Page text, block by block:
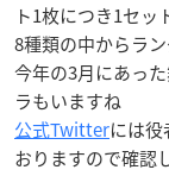
ト1枚につき1セッ
8種類の中からラ
今年の3月にあっ
ラもいますね
公式Twitterには
おりますので確認